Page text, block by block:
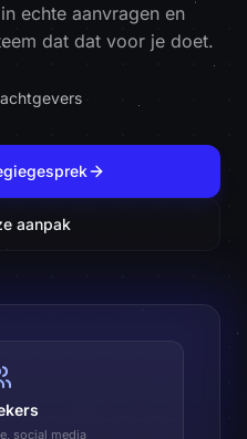
echte aanvragen en
dat dat voor je doet.
aanpak
social media